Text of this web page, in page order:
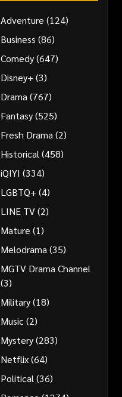
Adventure (124)
Business (86)
Comedy(647)
Disney+ (3)
Drama (767)
Fantasy(525)
Fresh Drama (2)
Historical (458)
iQIYI (334)
LGBTQ+ (4)
LINE TV(2)
Mature (1)
Melodrama (35)
MGTV Drama Channel
(3)
Military(18)
Music(2)
Mystery(283)
Netflix(64)
Political (36)